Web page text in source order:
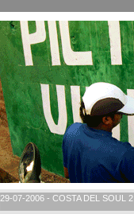
29-07-2006 - COSTA DEL SOUL 2